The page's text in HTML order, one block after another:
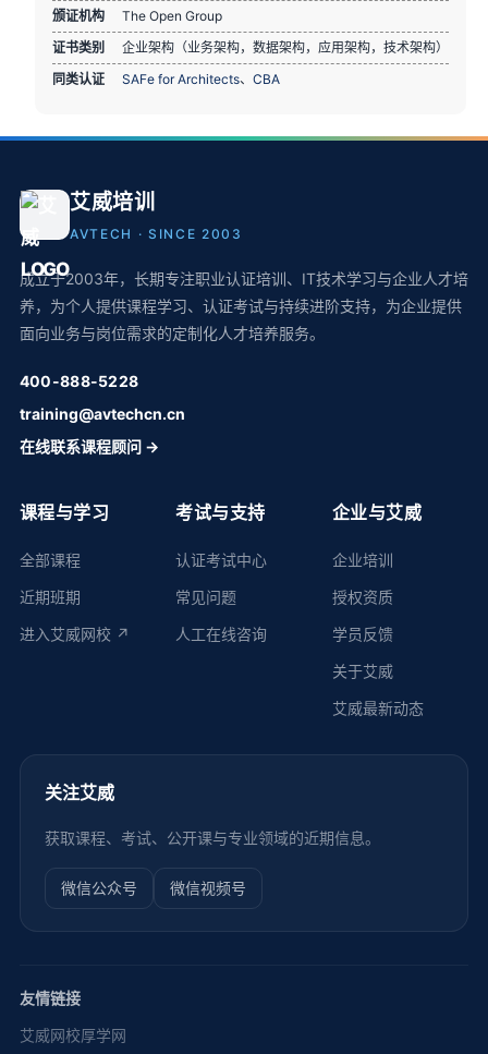
颁证机构
The Open Group
证书类别
企业架构（业务架构，数据架构，应用架构，技术架构）
同类认证
SAFe for Architects、CBA
艾威培训
AVTECH · SINCE 2003
成立于2003年，长期专注职业认证培训、IT技术学习与企业人才培
养，为个人提供课程学习、认证考试与持续进阶支持，为企业提供
面向业务与岗位需求的定制化人才培养服务。
400-888-5228
training@avtechcn.cn
在线联系课程顾问 →
课程与学习
全部课程
近期班期
进入艾威网校 ↗
考试与支持
认证考试中心
常见问题
人工在线咨询
企业与艾威
企业培训
授权资质
学员反馈
关于艾威
艾威最新动态
关注艾威
获取课程、考试、公开课与专业领域的近期信息。
微信公众号 微信视频号
友情链接
艾威网校厚学网